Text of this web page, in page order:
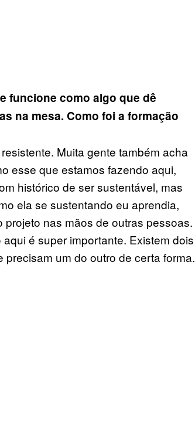
funcione como algo que dê
na mesa. Como foi a formação
Muita gente também acha
esse que estamos fazendo aqui,
histórico de ser sustentável, mas
ela se sustentando eu aprendia,
nas mãos de outras pessoas.
é super importante. Existem dois
um do outro de certa forma.